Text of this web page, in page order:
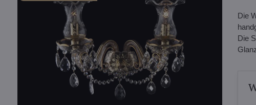
Die
Die